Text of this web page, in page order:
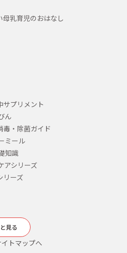
乳育児のおはなし
サプリメント
ん
毒・除菌ガイド
ミール
知識
アシリーズ
リーズ
見る
イトマップへ